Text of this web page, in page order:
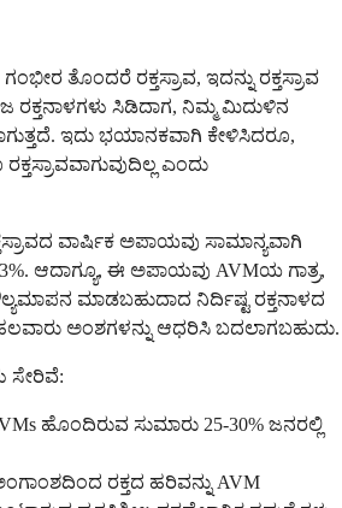
ತೊಂದರೆ ರಕ್ತಸ್ರಾವ, ಇದನ್ನು ರಕ್ತಸ್ರಾವ
ರಕ್ತನಾಳಗಳು ಸಿಡಿದಾಗ, ನಿಮ್ಮ ಮಿದುಳಿನ
ಇದು ಭಯಾನಕವಾಗಿ ಕೇಳಿಸಿದರೂ,
ಎಂದು
ವಾರ್ಷಿಕ ಅಪಾಯವು ಸಾಮಾನ್ಯವಾಗಿ
ಆದಾಗ್ಯೂ, ಈ ಅಪಾಯವು AVMಯ ಗಾತ್ರ,
ಮಾಡಬಹುದಾದ ನಿರ್ದಿಷ್ಟ ರಕ್ತನಾಳದ
ಅಂಶಗಳನ್ನು ಆಧರಿಸಿ ಬದಲಾಗಬಹುದು.
ಸೇರಿವೆ:
ಹೊಂದಿರುವ ಸುಮಾರು 25-30% ಜನರಲ್ಲಿ
ರಕ್ತದ ಹರಿವನ್ನು AVM